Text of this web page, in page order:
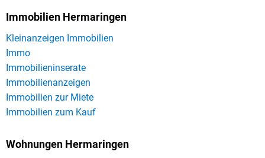
Immobilien Hermaringen
Kleinanzeigen Immobilien
Immo
Immobilieninserate
Immobilienanzeigen
Immobilien zur Miete
Immobilien zum Kauf
Wohnungen Hermaringen